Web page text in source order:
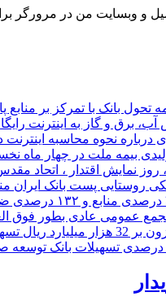
و وبسایت من در مرورگر
تحول بانک با تمرکز بر
آب، برق و گاز به اینترنت
نحوه محاسبه اینترنت
بیمه ملت در چهار ماه نخست امسال
، روز نمایش اقتدار ، اتحاد
عمومی عادی بطور فوق
و فرزندآوری توسط بانک کشاورزی